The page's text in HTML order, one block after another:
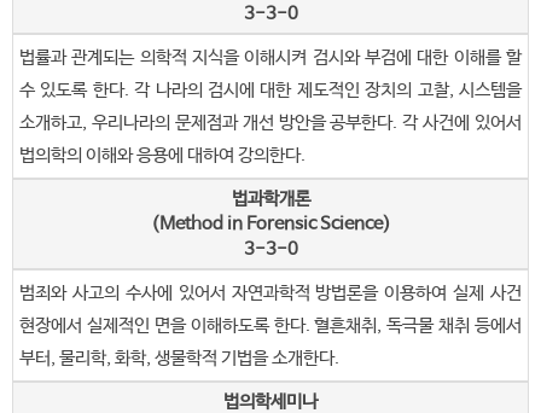
3-3-0
법률과 관계되는 의학적 지식을 이해시켜 검시와 부검에 대한 이해를 할
수 있도록 한다. 각 나라의 검시에 대한 제도적인 장치의 고찰, 시스템을
소개하고, 우리나라의 문제점과 개선 방안을 공부한다. 각 사건에 있어서
법의학의 이해와 응용에 대하여 강의한다.
법과학개론
(Method in Forensic Science)
3-3-0
범죄와 사고의 수사에 있어서 자연과학적 방법론을 이용하여 실제 사건
현장에서 실제적인 면을 이해하도록 한다. 혈흔채취, 독극물 채취 등에서
부터, 물리학, 화학, 생물학적 기법을 소개한다.
법의학세미나